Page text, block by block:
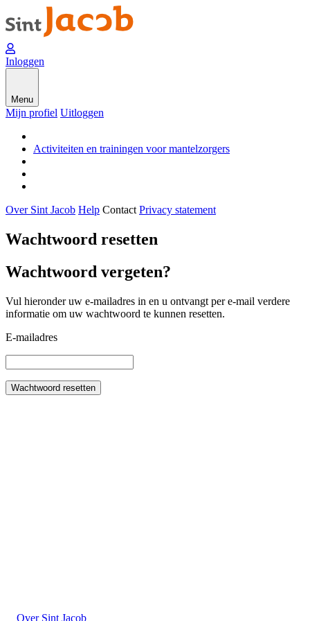
Inloggen
Menu
Mijn profiel Uitloggen
Activiteiten en trainingen voor mantelzorgers
Over Sint Jacob Help Contact Privacy statement
Wachtwoord resetten
Wachtwoord vergeten?
Vul hieronder uw e-mailadres in en u ontvangt per e-mail verdere
informatie om uw wachtwoord te kunnen resetten.
E-mailadres
Wachtwoord resetten
Over Sint Jacob